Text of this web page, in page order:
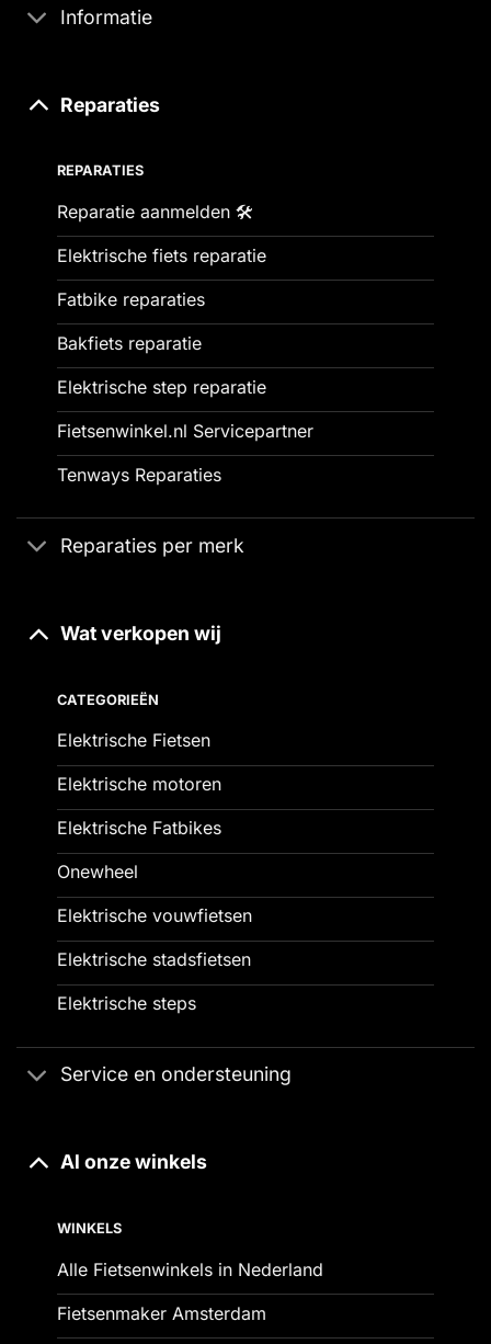
Informatie
Reparaties
REPARATIES
Reparatie aanmelden 🛠️
Elektrische fiets reparatie
Fatbike reparaties
Bakfiets reparatie
Elektrische step reparatie
Fietsenwinkel.nl Servicepartner
Tenways Reparaties
Reparaties per merk
Wat verkopen wij
CATEGORIEËN
Elektrische Fietsen
Elektrische motoren
Elektrische Fatbikes
Onewheel
Elektrische vouwfietsen
Elektrische stadsfietsen
Elektrische steps
Service en ondersteuning
Al onze winkels
WINKELS
Alle Fietsenwinkels in Nederland
Fietsenmaker Amsterdam